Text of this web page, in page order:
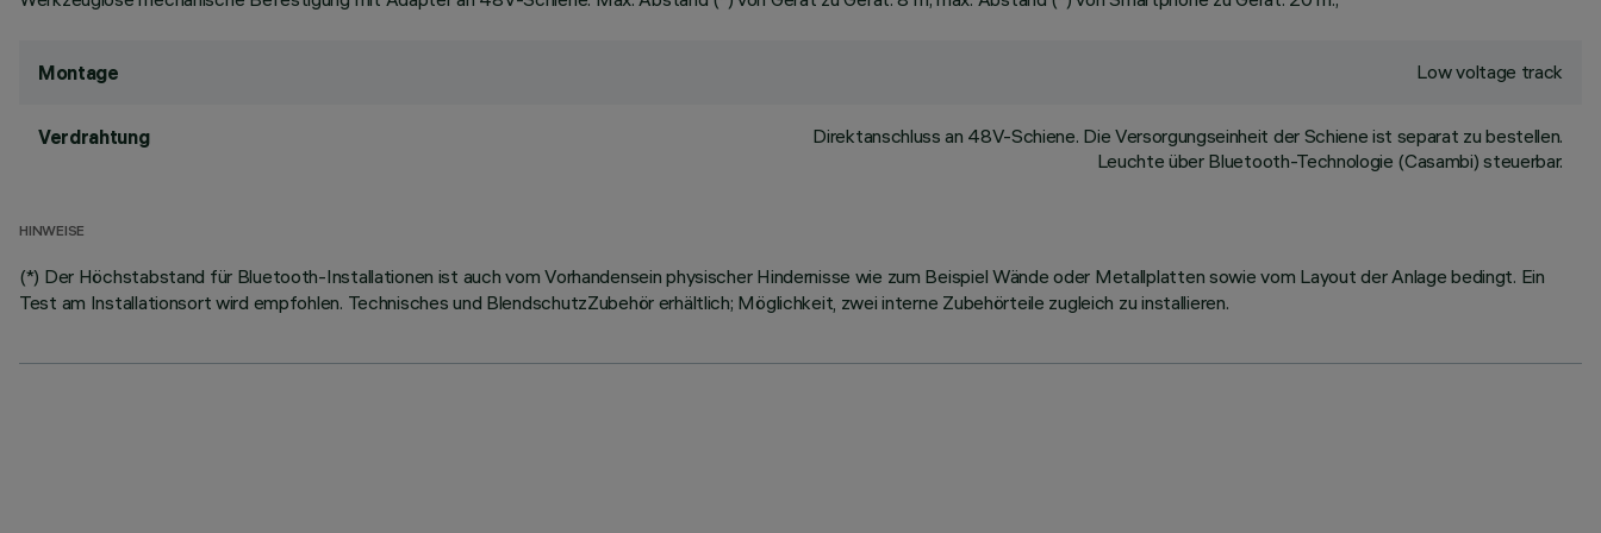
Montage Low voltage track
Verdrahtung
Direktanschluss an 48V-Schiene. Die Versorgungseinheit der Schiene ist separat zu bestellen.
Leuchte über Bluetooth-Technologie (Casambi) steuerbar.
HINWEISE
(*) Der Höchstabstand für Bluetooth-Installationen ist auch vom Vorhandensein physischer Hindernisse wie zum Beispiel Wände oder Metallplatten sowie vom Layout der Anlage bedingt. Ein
Test am Installationsort wird empfohlen. Technisches und BlendschutzZubehör erhältlich; Möglichkeit, zwei interne Zubehörteile zugleich zu installieren.